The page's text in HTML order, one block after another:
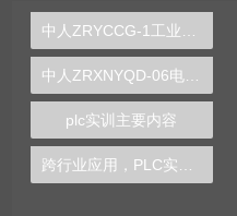
中人ZRXNYQD-06电动车永磁同步电机与控制器实训台(带BMS）
plc实训主要内容